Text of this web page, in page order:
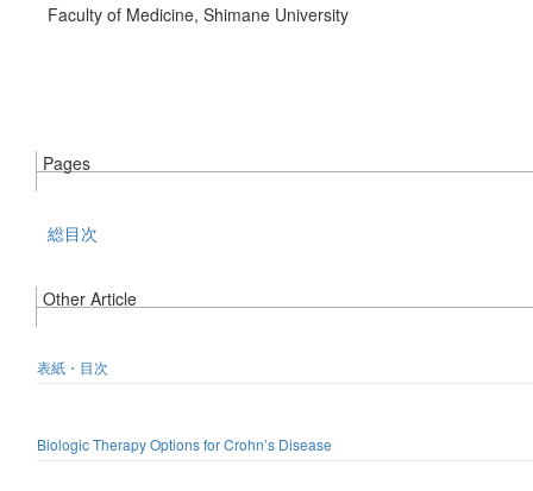
Faculty of Medicine, Shimane University
Pages
総目次
Other Article
表紙・目次
Biologic Therapy Options for Crohn’s Disease